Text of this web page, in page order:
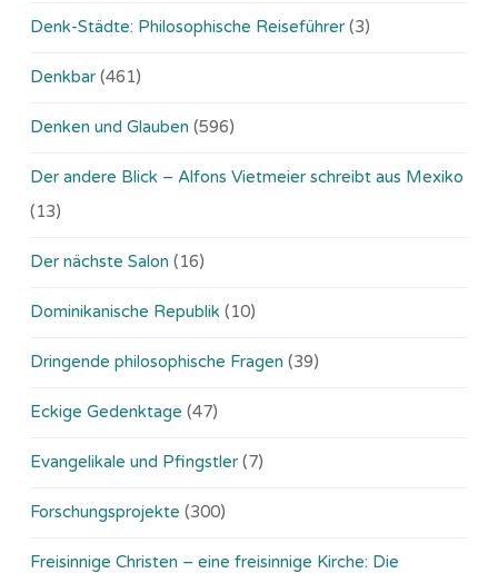
Denk-Städte: Philosophische Reiseführer (3)
Denkbar (461)
Denken und Glauben (596)
Der andere Blick – Alfons Vietmeier schreibt aus Mexiko
(13)
Der nächste Salon (16)
Dominikanische Republik (10)
Dringende philosophische Fragen (39)
Eckige Gedenktage (47)
Evangelikale und Pfingstler (7)
Forschungsprojekte (300)
Freisinnige Christen – eine freisinnige Kirche: Die